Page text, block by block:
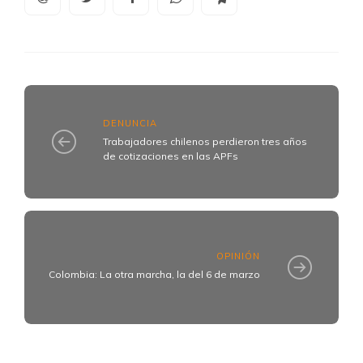
DENUNCIA
Trabajadores chilenos perdieron tres años
de cotizaciones en las APFs
OPINIÓN
Colombia: La otra marcha, la del 6 de marzo